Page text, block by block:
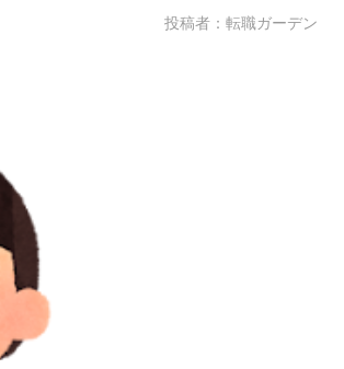
投稿者：転職ガーデン